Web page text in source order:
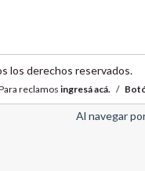
Al navegar
los derechos reservados.
reclamos ingresá acá. /